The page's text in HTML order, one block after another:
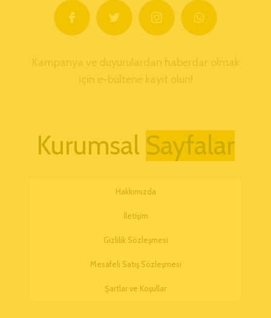
Kampanya ve duyurulardan haberdar olmak
için e-bültene kayıt olun!
Kurumsal
Hakkımızda
İletişim
Gizlilik Sözleşmesi
Mesafeli Satış Sözleşmesi
Şartlar ve Koşullar